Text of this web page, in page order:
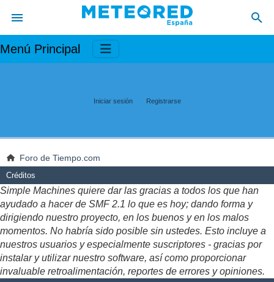
Menú Principal
Iniciar sesión Registrarse
Foro de Tiempo.com
Créditos
Simple Machines quiere dar las gracias a todos los que han
ayudado a hacer de SMF 2.1 lo que es hoy; dando forma y
dirigiendo nuestro proyecto, en los buenos y en los malos
momentos. No habría sido posible sin ustedes. Esto incluye a
nuestros usuarios y especialmente suscriptores - gracias por
instalar y utilizar nuestro software, así como proporcionar
invaluable retroalimentación, reportes de errores y opiniones.